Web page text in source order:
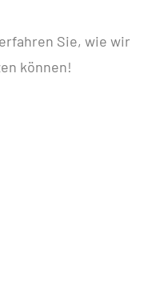
Sie, wie wir
können!